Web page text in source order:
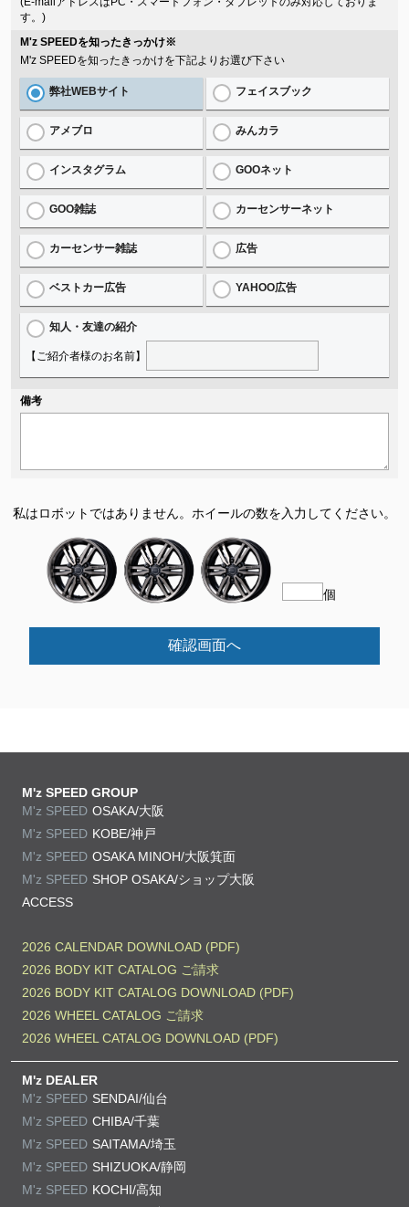
す。)
M'z SPEEDを知ったきっかけ※
M'z SPEEDを知ったきっかけを下記よりお選び下さい
弊社WEBサイト フェイスブック
アメブロ みんカラ
インスタグラム GOOネット
GOO雑誌 カーセンサーネット
カーセンサー雑誌 広告
ベストカー広告 YAHOO広告
知人・友達の紹介
【ご紹介者様のお名前】
備考
私はロボットではありません。 ホイールの数を入力してください。
個
確認画面へ
M'z SPEED GROUP
M'z SPEED OSAKA/大阪
M'z SPEED KOBE/神戸
M'z SPEED OSAKA MINOH/大阪箕面
M'z SPEED SHOP OSAKA/ショップ大阪
ACCESS
2026 CALENDAR DOWNLOAD (PDF)
2026 BODY KIT CATALOG ご請求
2026 BODY KIT CATALOG DOWNLOAD (PDF)
2026 WHEEL CATALOG ご請求
2026 WHEEL CATALOG DOWNLOAD (PDF)
M'z DEALER
M'z SPEED SENDAI/仙台
M'z SPEED CHIBA/千葉
M'z SPEED SAITAMA/埼玉
M'z SPEED SHIZUOKA/静岡
M'z SPEED KOCHI/高知